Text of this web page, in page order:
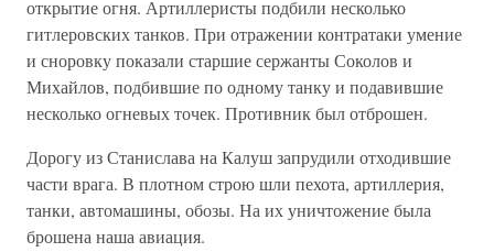
открытие огня. Артиллеристы подбили несколько
гитлеровских танков. При отражении контратаки умение
и сноровку показали старшие сержанты Соколов и
Михайлов, подбив­шие по одному танку и подавившие
несколько огневых точек. Про­тивник был отброшен.
Дорогу из Станислава на Калуш запрудили отходившие
части вра­га. В плотном строю шли пехота, артиллерия,
танки, автомашины, обозы. На их уничтожение была
брошена наша авиация.